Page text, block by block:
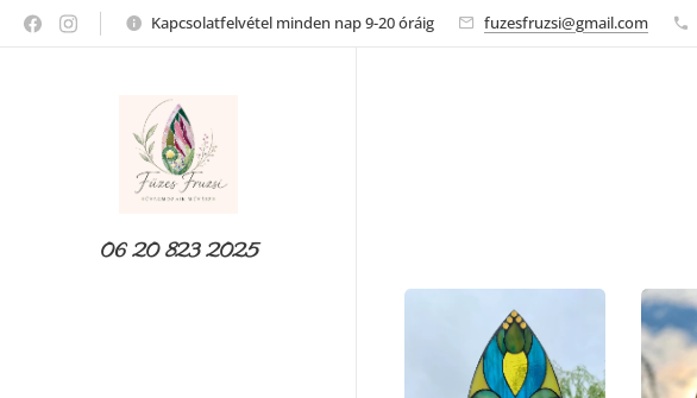
Kapcsolatfelvétel minden nap 9-20 óráig fuzesfruzsi@gmail.com
06 20 823 2025